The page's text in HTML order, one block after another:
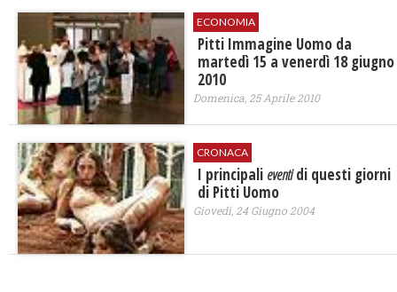
ECONOMIA
Pitti Immagine Uomo da
martedì 15 a venerdì 18 giugno
2010
Domenica, 25 Aprile 2010
CRONACA
I principali eventidi questi giorni
di Pitti Uomo
Giovedì, 24 Giugno 2004